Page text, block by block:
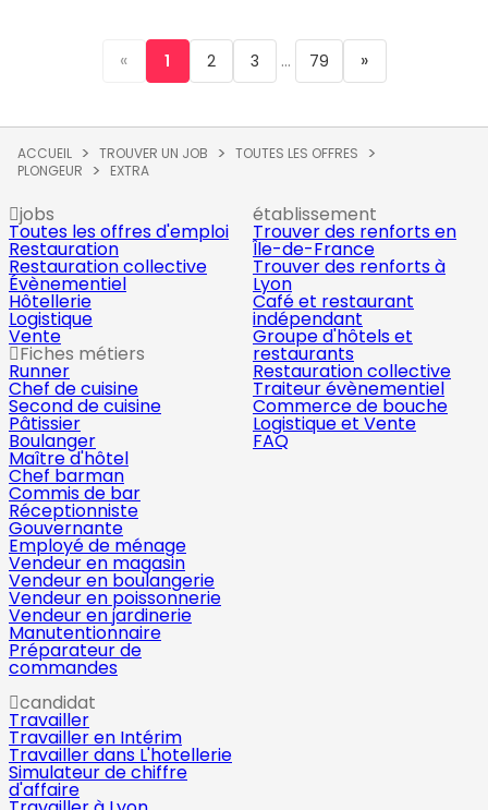
« 1 2 3 ... 79 »
ACCUEIL TROUVER UN JOB
TOUTES LES OFFRES
PLONGEUR
EXTRA
jobs
Toutes les offres d'emploi
Restauration
Restauration collective
Évènementiel
Hôtellerie
Logistique
Vente
Fiches métiers
Runner
Chef de cuisine
Second de cuisine
Pâtissier
Boulanger
Maître d'hôtel
Chef barman
Commis de bar
Réceptionniste
Gouvernante
Employé de ménage
Vendeur en magasin
Vendeur en boulangerie
Vendeur en poissonnerie
Vendeur en jardinerie
Manutentionnaire
Préparateur de
commandes
établissement
Trouver des renforts en
Île-de-France
Trouver des renforts à
Lyon
Café et restaurant
indépendant
Groupe d'hôtels et
restaurants
Restauration collective
Traiteur évènementiel
Commerce de bouche
Logistique et Vente
FAQ
candidat
Travailler
Travailler en Intérim
Travailler dans L'hotellerie
Simulateur de chiffre
d'affaire